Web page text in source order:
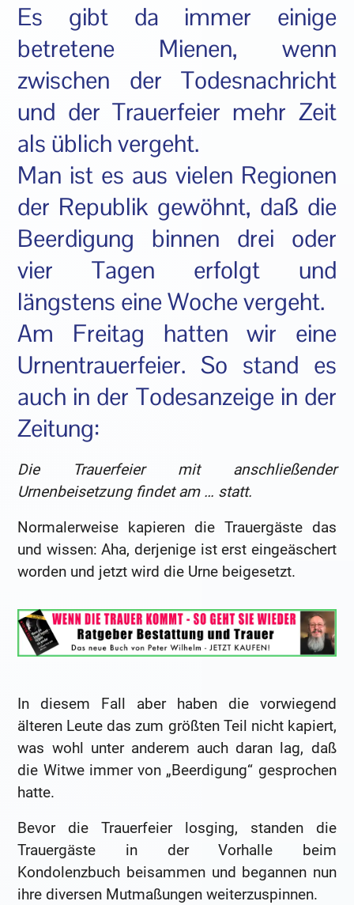
Es gibt da immer einige
betretene Mienen, wenn
zwischen der Todesnachricht
und der Trauerfeier mehr Zeit
als üblich vergeht.
Man ist es aus vielen Regionen
der Republik gewöhnt, daß die
Beerdigung binnen drei oder
vier Tagen erfolgt und
längstens eine Woche vergeht.
Am Freitag hatten wir eine
Urnentrauerfeier. So stand es
auch in der Todesanzeige in der
Zeitung:
Die Trauerfeier mit anschließender
Urnenbeisetzung findet am … statt.
Normalerweise kapieren die Trauergäste das
und wissen: Aha, derjenige ist erst eingeäschert
worden und jetzt wird die Urne beigesetzt.
In diesem Fall aber haben die vorwiegend
älteren Leute das zum größten Teil nicht kapiert,
was wohl unter anderem auch daran lag, daß
die Witwe immer von „Beerdigung“ gesprochen
hatte.
Bevor die Trauerfeier losging, standen die
Trauergäste in der Vorhalle beim
Kondolenzbuch beisammen und begannen nun
ihre diversen Mutmaßungen weiterzuspinnen.